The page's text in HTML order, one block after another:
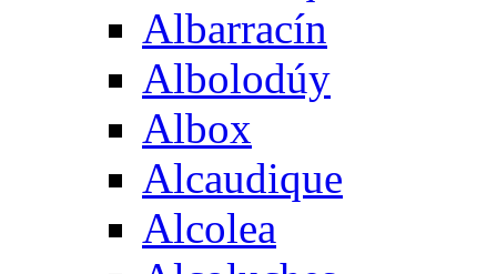
Albarracín
Albolodúy
Albox
Alcaudique
Alcolea